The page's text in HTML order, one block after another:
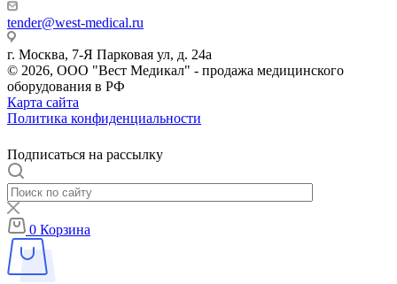
tender@west-medical.ru
г. Москва, 7-Я Парковая ул, д. 24а
© 2026, ООО "Вест Медикал" - продажа медицинского
оборудования в РФ
Карта сайта
Политика конфиденциальности
Подписаться на рассылку
0 Корзина